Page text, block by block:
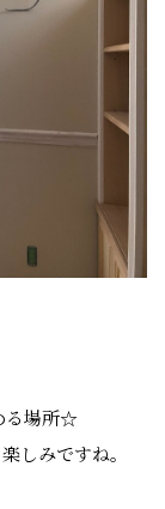
る場所☆
しみですね。